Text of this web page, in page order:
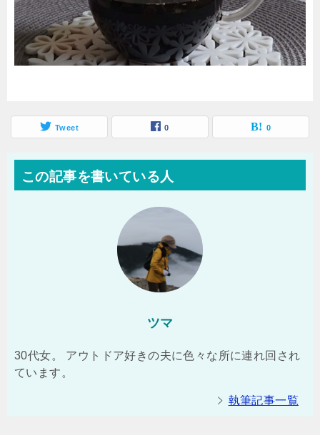
Tweet 0 0
この記事を書いている人
ツマ
30代女。 アウトドア好きの夫に色々な所に連れ回され
ています。
執筆記事一覧